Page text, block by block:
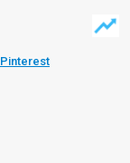
Pinterest